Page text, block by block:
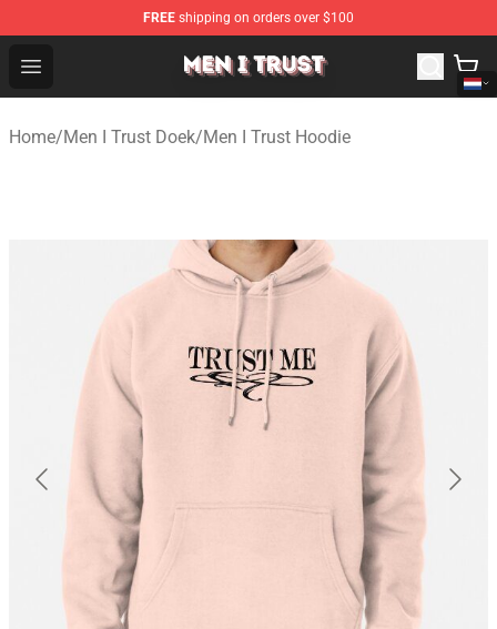
FREE shipping on orders over $100
Open menu
Men I Trust Shop - Official Men I Trust Merchandise Store
Home/Men I Trust Doek/Men I Trust Hoodie